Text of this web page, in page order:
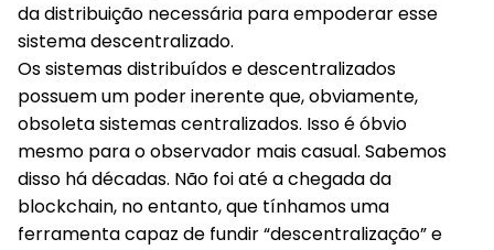
da distribuição necessária para empoderar esse
sistema descentralizado.
Os sistemas distribuídos e descentralizados
possuem um poder inerente que, obviamente,
obsoleta sistemas centralizados. Isso é óbvio
mesmo para o observador mais casual. Sabemos
disso há décadas. Não foi até a chegada da
blockchain, no entanto, que tínhamos uma
ferramenta capaz de fundir “descentralização” e